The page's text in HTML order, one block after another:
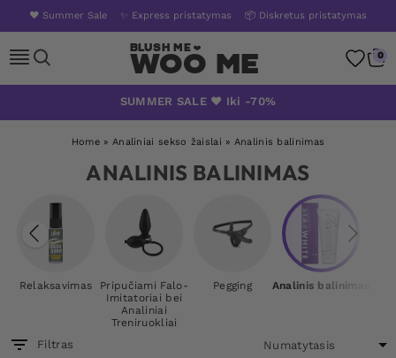
❤️ Summer Sale ✨ Express pristatymas 📦 Diskretus pristatymas
Woo Me 0
SUMMER SALE ❤️ Iki -70%
Home » Analiniai sekso žaislai » Analinis balinimas
ANALINIS BALINIMAS
Relaksavimas
Pripučiami Falo-
Imitatoriai bei
Analiniai
Treniruokliai
Pegging Analinis balinimas
Filtras